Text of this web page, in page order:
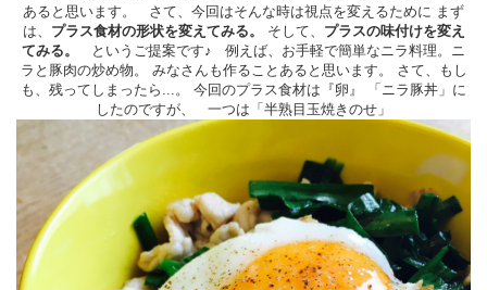
あると思います。 さて、今回はそんな時は視点を変えるために まず
は、 プラス食材の形状を変えてみる。 そして、 プラスの味付けを変え
てみる。
というご提案です♪ 例えば、お手軽で簡単なニラ料理。ニ
ラと豚肉の炒め物。 みなさんも作ることあると思います。 さて、もし
も、残ってしまったら...。 今回のプラス食材は『卵』 「ニラ豚丼」に
したのですが、 一つは「半熟目玉焼きのせ」